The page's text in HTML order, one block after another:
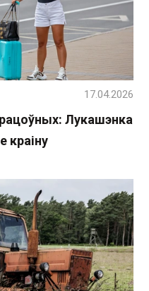
Лукашэнка
краіну
17.04.2026